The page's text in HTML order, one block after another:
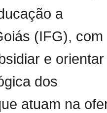
a
(IFG), com
e orientar
dos
atuam na